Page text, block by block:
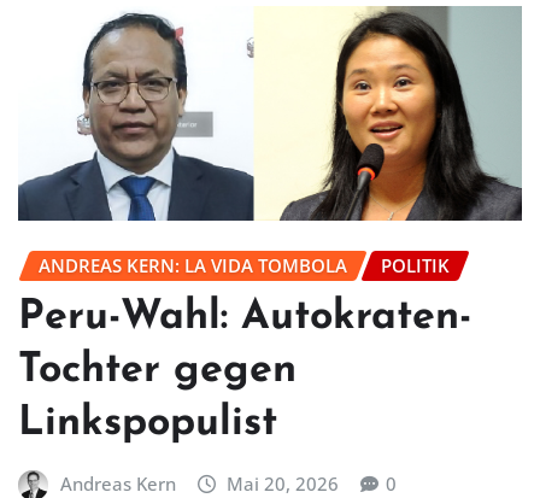
ANDREAS KERN: LA VIDA TOMBOLA POLITIK
Peru-Wahl: Autokraten-
Tochter gegen
Linkspopulist
Andreas Kern Mai 20, 2026 0